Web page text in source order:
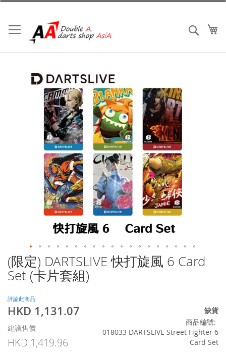
跳
內
容
搜索
(限定) DARTSLIVE 快打旋風 6 Card
Set (卡片套組)
評論此商品
特
價
格
HKD 1,131.07
建議售價
HKD 1,419.96
缺貨
商品編號
018033 DARTSLIVE Street Fighter 6
Card Set
Skip
to
the
of
the
gallery